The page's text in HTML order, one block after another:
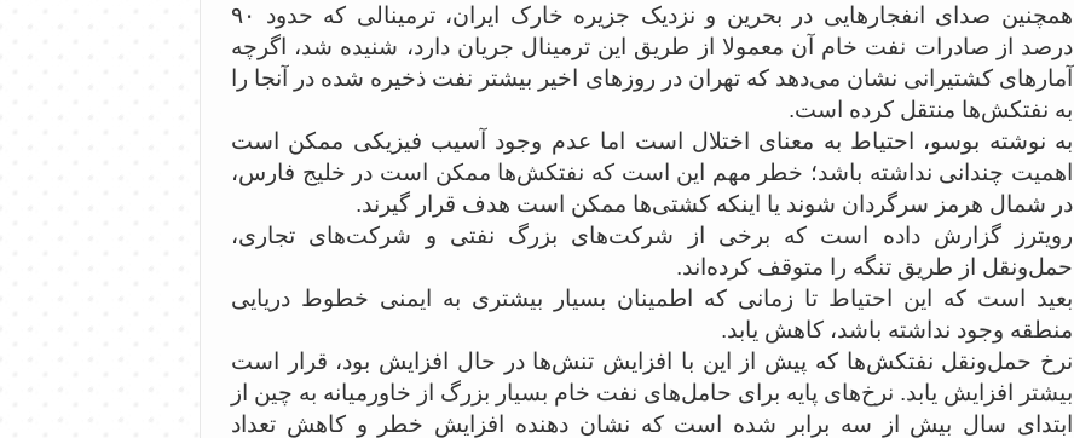
همچنین صدای انفجارهایی در بحرین و نزدیک جزیره خارک ایران، ترمینالی که حدود ۹۰
درصد از صادرات نفت خام آن معمولا از طریق این ترمینال جریان دارد، شنیده شد، اگرچه
آمارهای کشتیرانی نشان می‌دهد که تهران در روزهای اخیر بیشتر نفت ذخیره شده در آنجا را
به نفتکش‌ها منتقل کرده است.
به نوشته بوسو، احتیاط به معنای اختلال است اما عدم وجود آسیب فیزیکی ممکن است
اهمیت چندانی نداشته باشد؛ خطر مهم این است که نفتکش‌ها ممکن است در خلیج فارس،
در شمال هرمز سرگردان شوند یا اینکه کشتی‌ها ممکن است هدف قرار گیرند.
رویترز گزارش داده است که برخی از شرکت‌های بزرگ نفتی و شرکت‌های تجاری،
حمل‌ونقل از طریق تنگه را متوقف کرده‌اند.
بعید است که این احتیاط تا زمانی که اطمینان بسیار بیشتری به ایمنی خطوط دریایی
منطقه وجود نداشته باشد، کاهش یابد.
نرخ حمل‌ونقل نفتکش‌ها که پیش از این با افزایش تنش‌ها در حال افزایش بود، قرار است
بیشتر افزایش یابد. نرخ‌های پایه برای حامل‌های نفت خام بسیار بزرگ از خاورمیانه به چین از
ابتدای سال بیش از سه برابر شده است که نشان دهنده افزایش خطر و کاهش تعداد